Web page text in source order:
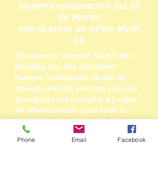
Nuestra celebración del 27
de Marzo
con el autor de niños Minh
Le
¡Planeamos terminar March Into
Reading con una explosión!
Nuestra celebración virtual de
clausura incluirá premios para los
ganadores del concurso y juegos
de alfabetización para toda la
familia que los padres pueden
disfrutar con sus hijos una y otra
vez en casa. ¡Nuestro lector
Phone Email Facebook